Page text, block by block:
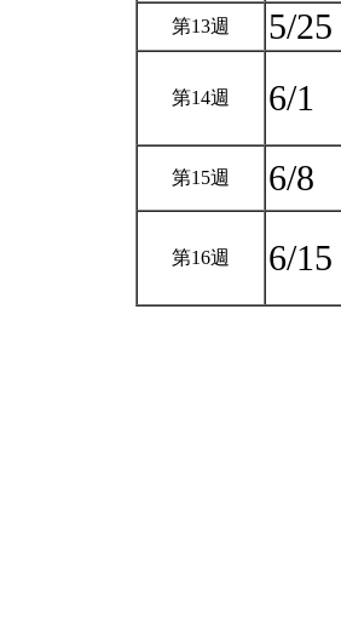
第13週 5/25
第14週 6/1
第15週 6/8
第16週 6/15